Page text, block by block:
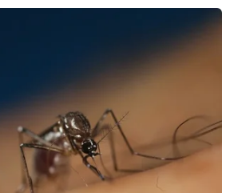
2025, thành phố Hà Nội ghi
mắc sởi tại 30/30 quận, huyện, thị
năm ngoái không ghi nhận ca